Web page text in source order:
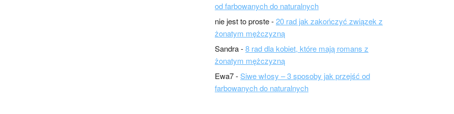
od farbowanych do naturalnych
nie jest to proste-20 rad jak zakończyć związek z
żonatym mężczyzną
Sandra-8 rad dla kobiet, które mają romans z
żonatym mężczyzną
Ewa7-Siwe włosy – 3 sposoby jak przejść od
farbowanych do naturalnych